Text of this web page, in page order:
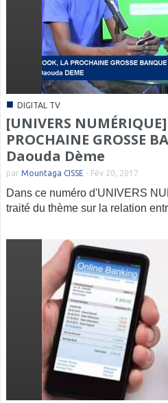
■ DIGITAL TV
[UNIVERS
PROCHAINE GROSSE
Daouda Dème
par Mountaga CISSE - Fév 20, 2017
Dans ce numéro d'UNIVERS
traité du thème sur la relation